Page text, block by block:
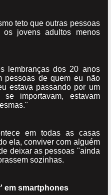
teto que outras pessoas
os jovens adultos menos
lembranças dos 20 anos
pessoas de quem eu não
estava passando por um
importavam, estavam
em todas as casas
ela, conviver com alguém
deixar as pessoas "ainda
sozinhas.
em smartphones